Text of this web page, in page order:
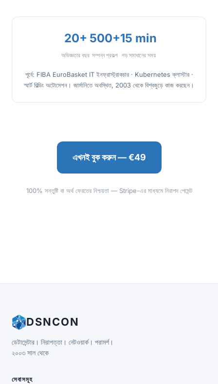
20+
অভিজ্ঞতার বছর
500+
সম্পন্ন প্রকল্প
15 min
গড় সমাধানের সময়
পূর্বে: FIBA EuroBasket IT ইনফ্রাস্ট্রাকচার · Kubernetes ক্লাস্টার ·
স্মার্ট বিল্ডিং অটোমেশন। জার্মানিতে অবস্থিত, 2003 থেকে বিশ্বজুড়ে কাজ করছেন।
এখনই বুক করুন — €49
100% সন্তুষ্টি বা অর্থ ফেরতের নিশ্চয়তা — Stripe-এর মাধ্যমে নিরাপদ পেমেন্ট
DSNCON
ডেটাসেন্টার। নিরাপত্তা। নেটওয়ার্ক। পরামর্শ।
২০০৩ সাল থেকে
সেবাসমূহ